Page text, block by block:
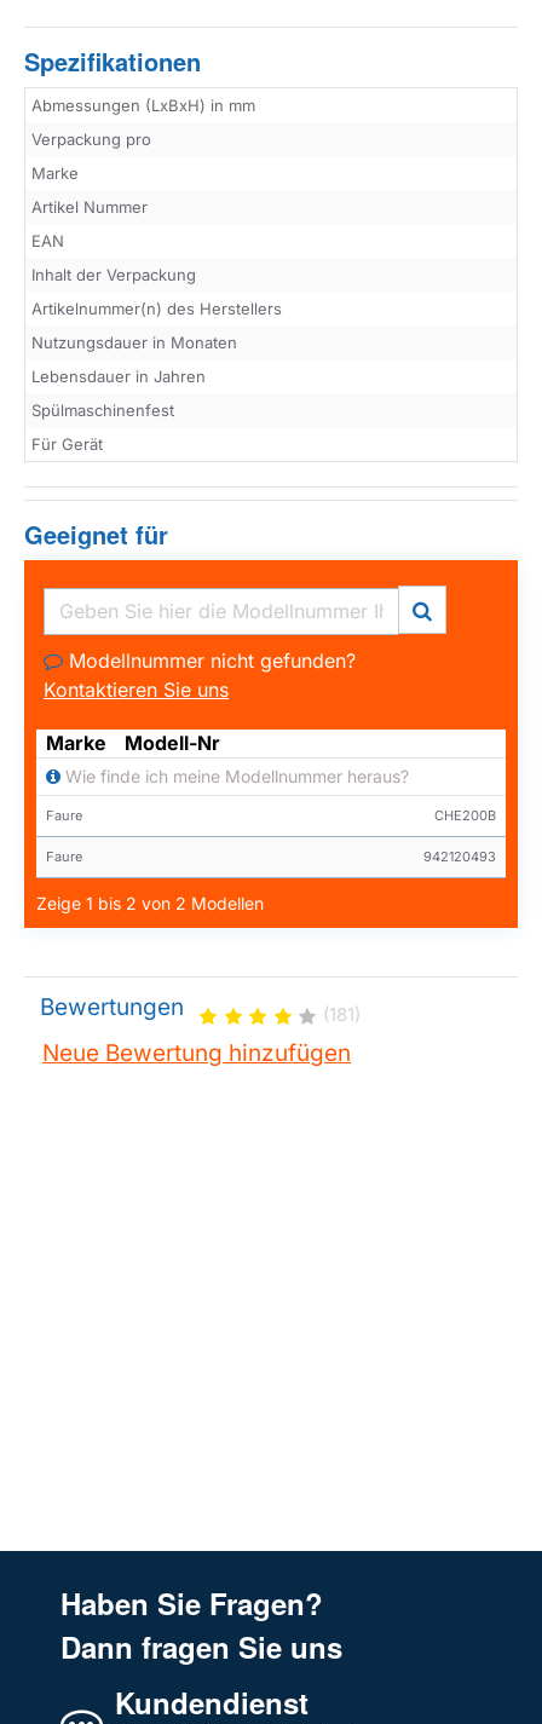
Spezifikationen
Abmessungen (LxBxH) in mm
Verpackung pro
Marke
Artikel Nummer
EAN
Inhalt der Verpackung
Artikelnummer(n) des Herstellers
Nutzungsdauer in Monaten
Lebensdauer in Jahren
Spülmaschinenfest
Für Gerät
Geeignet für
Modellnummer nicht gefunden?
Kontaktieren Sie uns
Marke Modell-Nr
Wie finde ich meine Modellnummer heraus?
Faure CHE200B
Faure 942120493
Zeige 1 bis 2 von 2 Modellen
Bewertungen (181)
Neue Bewertung hinzufügen
Haben Sie Fragen?
Dann fragen Sie uns
Kundendienst